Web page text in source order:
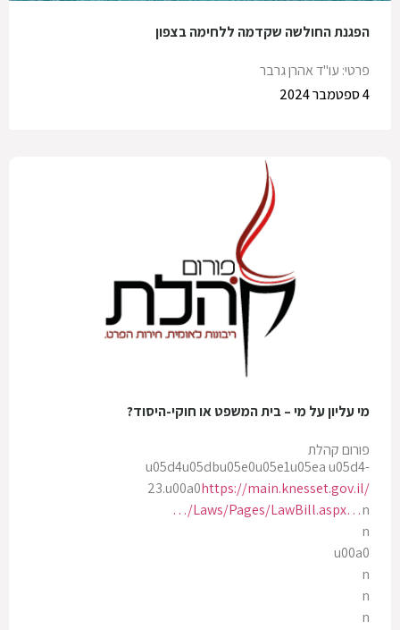
הפגנת החולשה שקדמה ללחימה בצפון
פרטי: עו"ד אהרן גרבר
4 ספטמבר 2024
מי עליון על מי – בית המשפט או חוקי-היסוד?
פורום קהלת
u05d4u05dbu05e0u05e1u05ea u05d4-
23.u00a0https://main.knesset.gov.il/
…/Laws/Pages/LawBill.aspx…n
n
u00a0
n
n
n